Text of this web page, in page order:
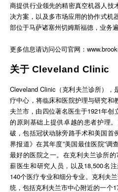
商提供行业领先的精密真空机器人技
决方案，以及多市场应用的协作式机
部位于马萨诸塞州切姆斯福德，业务
更多信息请访问公司官网：
关于 Cleveland Clinic
Cleveland Clinic（克利夫兰诊所）
疗中心，将临床和医院护理与研究和
夫兰市，由四位著名医生于1921年
的原则基础上提供卓越的患者护理
破，包括冠状动脉旁路手术和美国首
界报道》在其年度”美国最佳医院”调
最好的医院之一。在克利夫兰诊所
薪医生和研究人员，以及18,500名
140个医疗专业和细分专业。克利夫
统，包括克利夫兰市中心附近的一个